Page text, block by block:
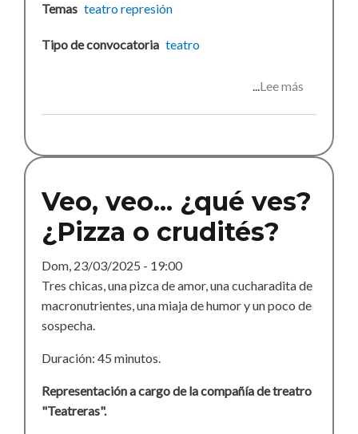
Temas teatrorepresión
Tipo de convocatoria teatro
Lee más
Veo, veo... ¿qué ves?
¿Pizza o crudités?
Dom, 23/03/2025 - 19:00
Tres chicas, una pizca de amor, una cucharadita de
macronutrientes, una miaja de humor y un poco de
sospecha.
Duración: 45 minutos.
Representación a cargo de la compañía de treatro
"Teatreras".